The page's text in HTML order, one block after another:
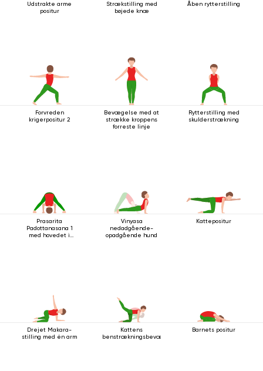
Udstrakte arme
positur
Strækstilling med
bøjede knæ
Åben rytterstilling
Forvreden
krigerpositur 2
Bevægelse med at
strække kroppens
forreste linje
Rytterstilling med
skulderstrækning
Prasarita
Padottanasana 1
med hovedet i
Vinyasa
nedadgående-
opadgående hund
Kattepositur
Drejet Makara-
stilling med én arm
Kattens
benstrækningsbevægelse
Barnets positur